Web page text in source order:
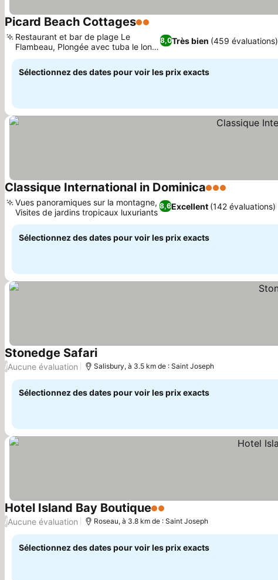
Picard Beach Cottages2 Étoiles
8,0Très bien (459 évaluations)
Restaurant et bar de plage Le
Flambeau, Plongée avec tuba le long
du récif
Sélectionnez des dates pour voir les prix exacts
Classique International in Dominica3 Étoiles
8,6Excellent (142 évaluations)
Vues panoramiques sur la montagne,
Visites de jardins tropicaux luxuriants
Sélectionnez des dates pour voir les prix exacts
Stonedge Safari
/Aucune évaluation Salisbury, à 3.5 km de : Saint Joseph
Sélectionnez des dates pour voir les prix exacts
Hotel Island Bay Boutique2 Étoiles
/Aucune évaluation Roseau, à 3.8 km de : Saint Joseph
Sélectionnez des dates pour voir les prix exacts